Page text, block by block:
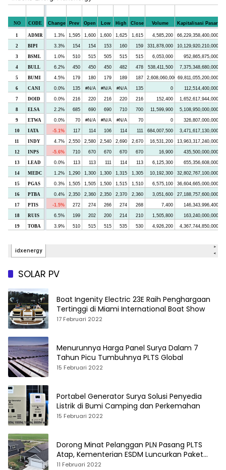
SOLAR PV
Boat Ingenity Electric 23E Raih Penghargaan
Tertinggi di Miami International Boat Show
17 Februari 2022
Menurunnya Harga Panel Surya Dalam 7
Tahun Picu Tumbuhnya PLTS Global
15 Februari 2022
Portabel Generator Surya Solusi Penyedia
Listrik di Bumi Camping dan Perkemahan
15 Februari 2022
Dorong Minat Pelanggan PLN Pasang PLTS
Atap, Kementerian ESDM Luncurkan Paket
Hibah SEF
11 Februari 2022